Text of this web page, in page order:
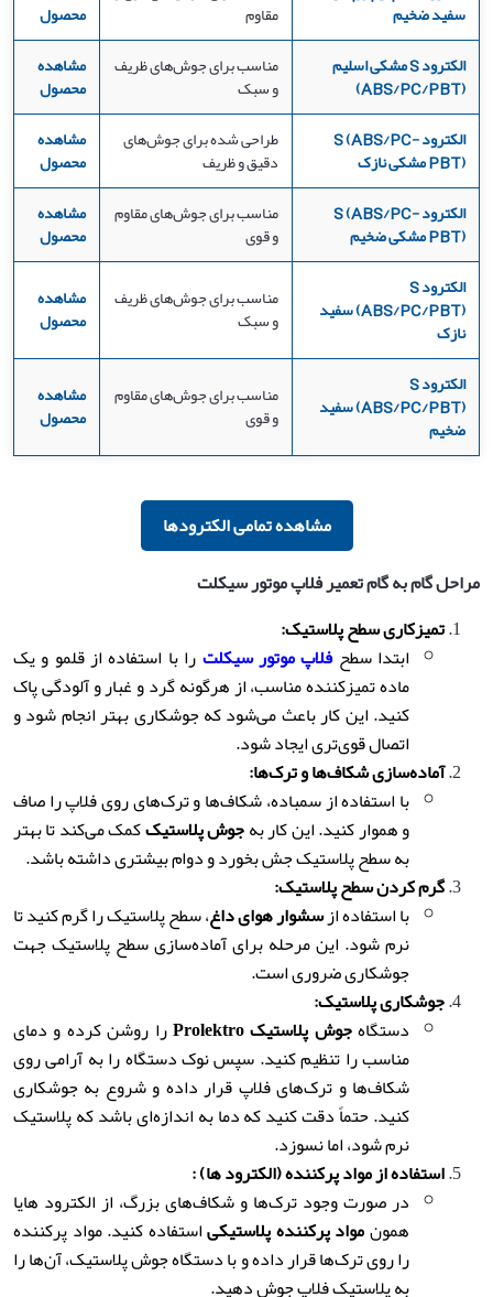
سفید ضخیم مقاوم
محصول
الکترود S مشکی اسلیم
(ABS/PC/PBT)
مناسب برای جوش‌های ظریف
و سبک
مشاهده
محصول
الکترود S (ABS/PC-
PBT) مشکی نازک
طراحی شده برای جوش‌های
دقیق و ظریف
مشاهده
محصول
الکترود S (ABS/PC-
PBT) مشکی ضخیم
مناسب برای جوش‌های مقاوم
و قوی
مشاهده
محصول
الکترود S
(ABS/PC/PBT) سفید
نازک
مناسب برای جوش‌های ظریف
و سبک
مشاهده
محصول
الکترود S
(ABS/PC/PBT) سفید
ضخیم
مناسب برای جوش‌های مقاوم
و قوی
مشاهده
محصول
مشاهده تمامی الکترودها
مراحل گام به گام تعمیر فلاپ موتور سیکلت
تمیزکاری سطح پلاستیک:
ابتدا سطحفلاپ موتور سیکلترا با استفاده از قلمو و یک
ماده تمیزکننده مناسب، از هرگونه گرد و غبار و آلودگی پاک
کنید. این کار باعث می‌شود که جوشکاری بهتر انجام شود و
اتصال قوی‌تری ایجاد شود.
آماده‌سازی شکاف‌ها و ترک‌ها:
با استفاده از سمباده، شکاف‌ها و ترک‌های روی فلاپ را صاف
و هموار کنید. این کار بهجوش پلاستیککمک می‌کند تا بهتر
به سطح پلاستیک جش بخورد و دوام بیشتری داشته باشد.
گرم کردن سطح پلاستیک:
با استفاده ازسشوار هوای داغ، سطح پلاستیک را گرم کنید تا
نرم شود. این مرحله برای آماده‌سازی سطح پلاستیک جهت
جوشکاری ضروری است.
جوشکاری پلاستیک:
دستگاهجوش پلاستیکProlektro
را روشن کرده و دمای
مناسب را تنظیم کنید. سپس نوک دستگاه را به آرامی روی
شکاف‌ها و ترک‌های فلاپ قرار داده و شروع به جوشکاری
کنید. حتماً دقت کنید که دما به اندازه‌ای باشد که پلاستیک
نرم شود، اما نسوزد.
استفاده از مواد پرکننده (الکترود ها):
در صورت وجود ترک‌ها و شکاف‌های بزرگ، از الکترود هایا
همونمواد پرکننده پلاستیکیاستفاده کنید. مواد پرکننده
را روی ترک‌ها قرار داده و با دستگاه جوش پلاستیک، آن‌ها را
به پلاستیک فلاپ جوش دهید.